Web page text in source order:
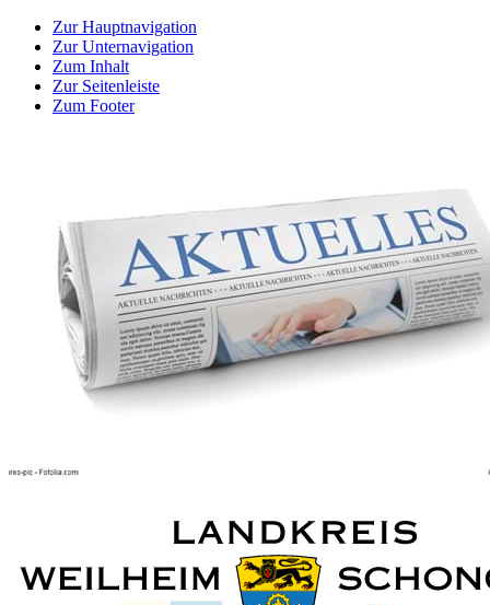
Zur Hauptnavigation
Zur Unternavigation
Zum Inhalt
Zur Seitenleiste
Zum Footer